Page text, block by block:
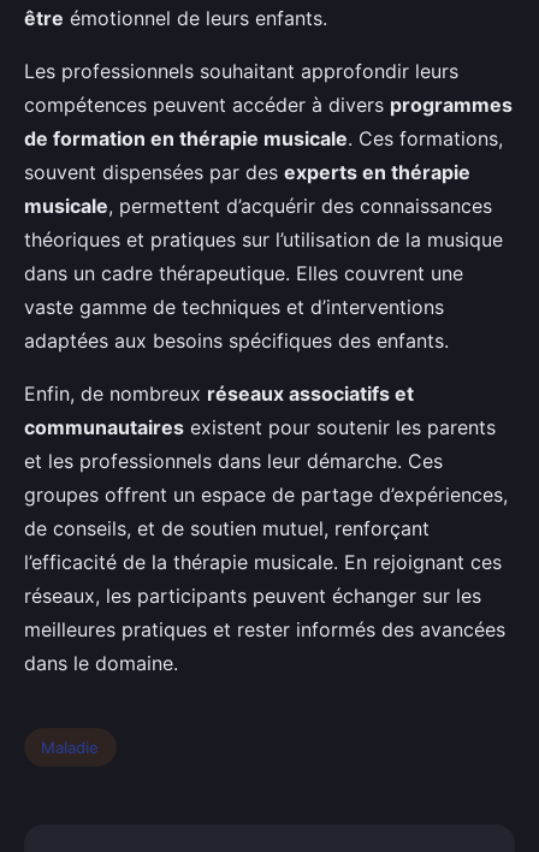
être émotionnel de leurs enfants.
Les professionnels souhaitant approfondir leurs
compétences peuvent accéder à divers programmes
de formation en thérapie musicale. Ces formations,
souvent dispensées par des experts en thérapie
musicale, permettent d’acquérir des connaissances
théoriques et pratiques sur l’utilisation de la musique
dans un cadre thérapeutique. Elles couvrent une
vaste gamme de techniques et d’interventions
adaptées aux besoins spécifiques des enfants.
Enfin, de nombreux réseaux associatifs et
communautaires existent pour soutenir les parents
et les professionnels dans leur démarche. Ces
groupes offrent un espace de partage d’expériences,
de conseils, et de soutien mutuel, renforçant
l’efficacité de la thérapie musicale. En rejoignant ces
réseaux, les participants peuvent échanger sur les
meilleures pratiques et rester informés des avancées
dans le domaine.
Maladie